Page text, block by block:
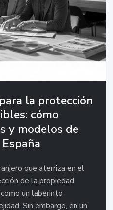
la protección
cómo
y modelos de
que aterriza en el
de la propiedad
un laberinto
Sin embargo, en un